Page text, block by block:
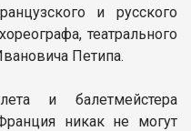
и русского
театрального
Петипа.
и балетмейстера
никак не могут